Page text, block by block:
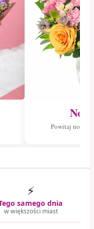
Powitaj
⚡
samego dnia
w większości miast